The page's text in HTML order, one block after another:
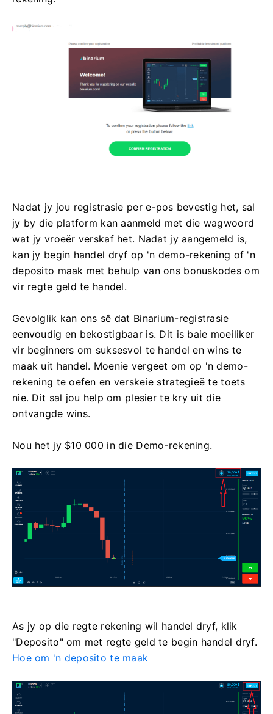
Nadat jy jou registrasie per e-pos bevestig het, sal
jy by die platform kan aanmeld met die wagwoord
wat jy vroeër verskaf het. Nadat jy aangemeld is,
kan jy begin handel dryf op 'n demo-rekening of 'n
deposito maak met behulp van ons bonuskodes om
vir regte geld te handel.
Gevolglik kan ons sê dat Binarium-registrasie
eenvoudig en bekostigbaar is. Dit is baie moeiliker
vir beginners om suksesvol te handel en wins te
maak uit handel. Moenie vergeet om op 'n demo-
rekening te oefen en verskeie strategieë te toets
nie. Dit sal jou help om plesier te kry uit die
ontvangde wins.
Nou het jy $10 000 in die Demo-rekening.
As jy op die regte rekening wil handel dryf, klik
"Deposito" om met regte geld te begin handel dryf.
Hoe om 'n deposito te maak